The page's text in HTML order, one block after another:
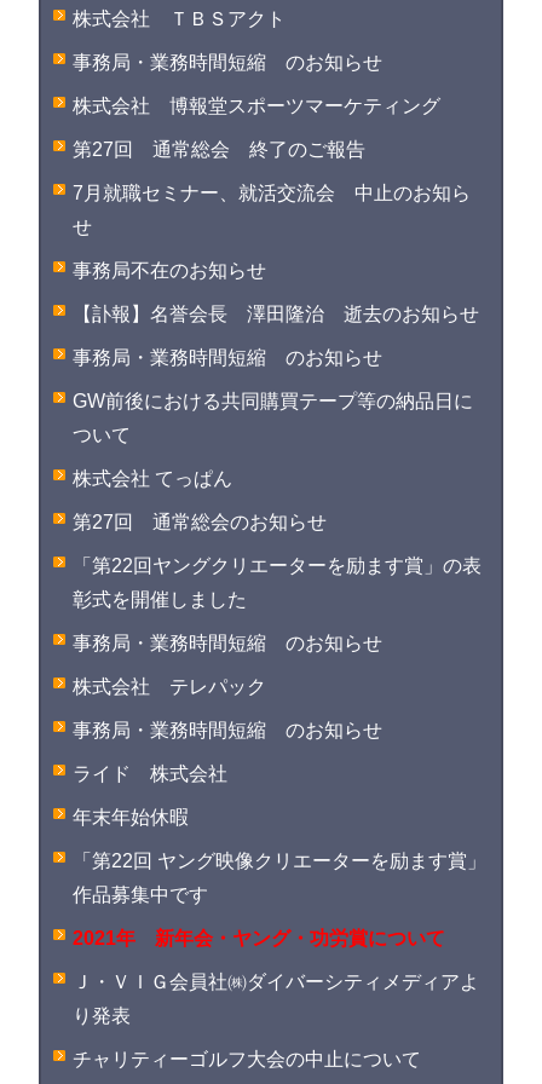
株式会社 ＴＢＳアクト
事務局・業務時間短縮 のお知らせ
株式会社 博報堂スポーツマーケティング
第27回 通常総会 終了のご報告
7月就職セミナー、就活交流会 中止のお知ら
せ
事務局不在のお知らせ
【訃報】名誉会長 澤田隆治 逝去のお知らせ
事務局・業務時間短縮 のお知らせ
GW前後における共同購買テープ等の納品日に
ついて
株式会社 てっぱん
第27回 通常総会のお知らせ
「第22回ヤングクリエーターを励ます賞」の表
彰式を開催しました
事務局・業務時間短縮 のお知らせ
株式会社 テレパック
事務局・業務時間短縮 のお知らせ
ライド 株式会社
年末年始休暇
「第22回 ヤング映像クリエーターを励ます賞」
作品募集中です
2021年 新年会・ヤング・功労賞について
Ｊ・ＶＩＧ会員社㈱ダイバーシティメディアよ
り発表
チャリティーゴルフ大会の中止について